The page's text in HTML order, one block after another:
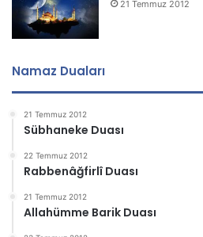
21 Temmuz 2012
Namaz Duaları
21 Temmuz 2012
Sübhaneke Duası
22 Temmuz 2012
Rabbenâğfirlî Duası
21 Temmuz 2012
Allahümme Barik Duası